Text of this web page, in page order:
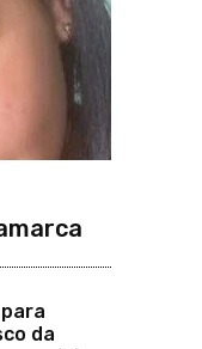
da